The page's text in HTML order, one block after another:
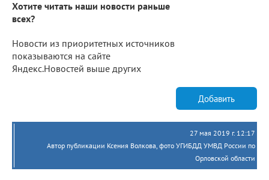
Хотите читать наши новости раньше
всех?
Новости из приоритетных источников
показываются на сайте
Яндекс.Новостей выше других
Добавить
27 мая 2019 г. 12:17
Автор публикации Ксения Волкова, фото УГИБДД УМВД России по
Орловской области